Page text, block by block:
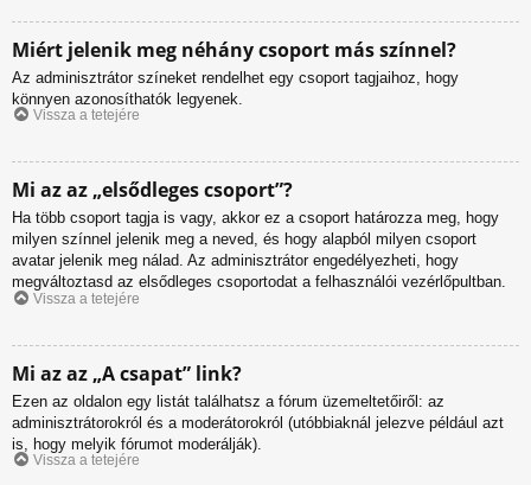
Miért jelenik meg néhány csoport más színnel?
Az adminisztrátor színeket rendelhet egy csoport tagjaihoz, hogy
könnyen azonosíthatók legyenek.
Vissza a tetejére
Mi az az „elsődleges csoport”?
Ha több csoport tagja is vagy, akkor ez a csoport határozza meg, hogy
milyen színnel jelenik meg a neved, és hogy alapból milyen csoport
avatar jelenik meg nálad. Az adminisztrátor engedélyezheti, hogy
megváltoztasd az elsődleges csoportodat a felhasználói vezérlőpultban.
Vissza a tetejére
Mi az az „A csapat” link?
Ezen az oldalon egy listát találhatsz a fórum üzemeltetőiről: az
adminisztrátorokról és a moderátorokról (utóbbiaknál jelezve például azt
is, hogy melyik fórumot moderálják).
Vissza a tetejére